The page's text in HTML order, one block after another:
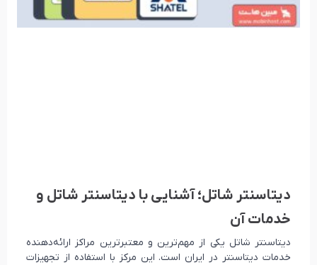
دیتاسنتر شاتل؛‌ آشنایی با دیتاسنتر شاتل و
خدمات آن
دیتاسنتر شاتل یکی از مهم‌ترین و معتبرترین مراکز ارائه‌دهنده
خدمات دیتاسنتر در ایران است. این مرکز با استفاده از تجهیزات